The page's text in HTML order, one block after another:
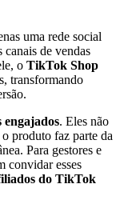
uma rede social
canais de vendas
o TikTok Shop
transformando
engajados. Eles não
produto faz parte da
Para gestores e
convidar esses
do TikTok